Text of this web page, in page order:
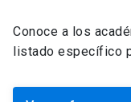
Conoce a los
listado específico